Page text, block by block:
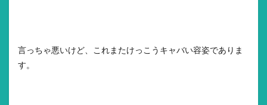
言っちゃ悪いけど、これまたけっこうキャバい容姿でありま
す。